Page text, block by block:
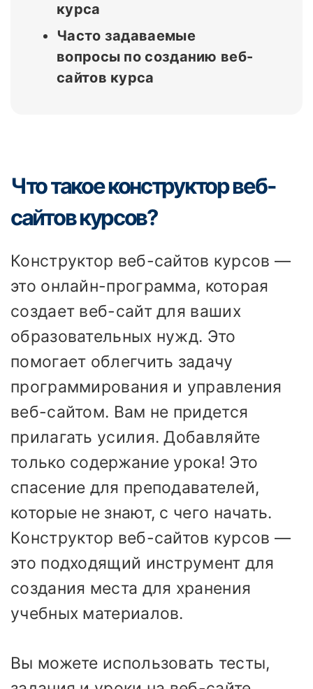
курса
Часто задаваемые
вопросы по созданию веб-
сайтов курса
Что такое конструктор веб-
сайтов курсов?
Конструктор веб-сайтов курсов —
это онлайн-программа, которая
создает веб-сайт для ваших
образовательных нужд. Это
помогает облегчить задачу
программирования и управления
веб-сайтом. Вам не придется
прилагать усилия. Добавляйте
только содержание урока! Это
спасение для преподавателей,
которые не знают, с чего начать.
Конструктор веб-сайтов курсов —
это подходящий инструмент для
создания места для хранения
учебных материалов.
Вы можете использовать тесты,